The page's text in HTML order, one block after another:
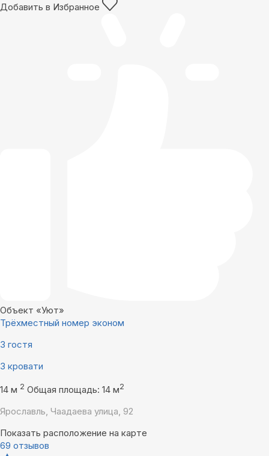
Добавить в Избранное
Объект «Уют»
Трёхместный номер эконом
3 гостя
3 кровати
14 м 2 Общая площадь: 14 м2
Ярославль, Чаадаева улица, 92
Показать расположение на карте
69 отзывов